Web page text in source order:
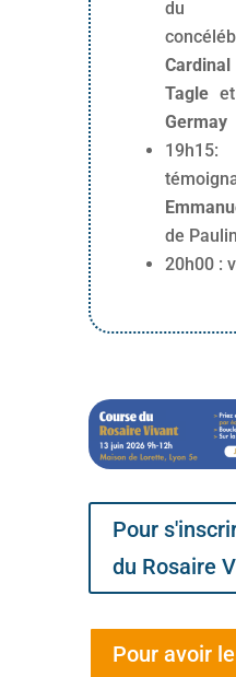
du
Tagleet
Germay
de
20h00 :
Pour
du Rosaire
Pour avoir